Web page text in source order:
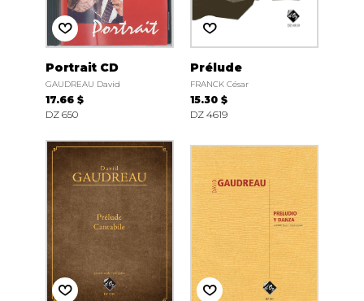
Portrait CD
GAUDREAU David
17.66 $
DZ 650
Prélude
FRANCK César
15.30 $
DZ 4619